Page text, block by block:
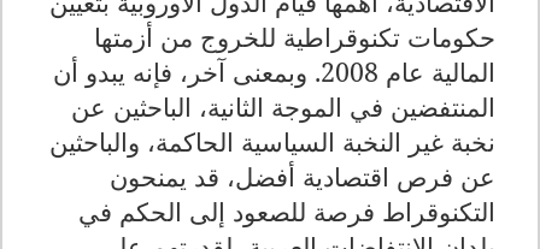
حكومات تكنوقراطية للخروج من أزمتها
المالية عام 2008. وبمعنى آخر، فإنه يبدو أن
المنتفضين في الموجة الثانية، الباحثين عن
نخبة غير النخبة السياسية الحاكمة، والباحثين
عن فرص اقتصادية أفضل، قد يمنحون
التكنوقراط فرصة للصعود إلى الحكم في